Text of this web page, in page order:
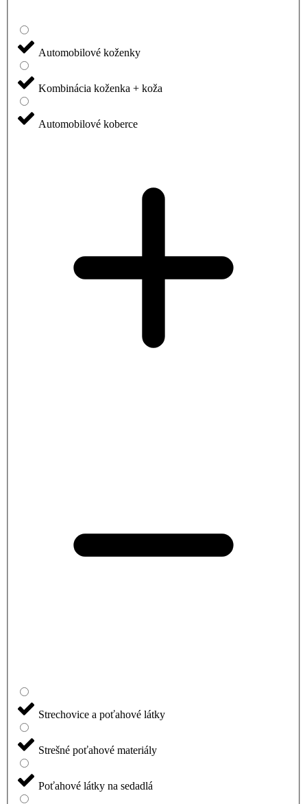
Automobilové koženky
Kombinácia koženka + koža
Automobilové koberce
Strechovice a poťahové látky
Strešné poťahové materiály
Poťahové látky na sedadlá